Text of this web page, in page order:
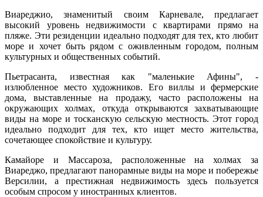
Виареджио, знаменитый своим Карневале, предлагает
высокий уровень недвижимости с квартирами прямо на
пляже. Эти резиденции идеально подходят для тех, кто любит
море и хочет быть рядом с оживленным городом, полным
культурных и общественных событий.
Пьетрасанта, известная как "маленькие Афины", -
излюбленное место художников. Его виллы и фермерские
дома, выставленные на продажу, часто расположены на
окружающих холмах, откуда открываются захватывающие
виды на море и тосканскую сельскую местность. Этот город
идеально подходит для тех, кто ищет место жительства,
сочетающее спокойствие и культуру.
Камайоре и Массароза, расположенные на холмах за
Виареджо, предлагают панорамные виды на море и побережье
Версилии, а престижная недвижимость здесь пользуется
особым спросом у иностранных клиентов.